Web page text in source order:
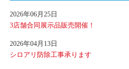
2026年06月25日
3店舗合同展示品販売開催！
2026年04月13日
シロアリ防除工事承ります